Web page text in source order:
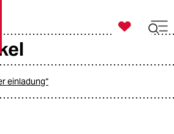
taz zahl ich

taz zahl ich
einladung“